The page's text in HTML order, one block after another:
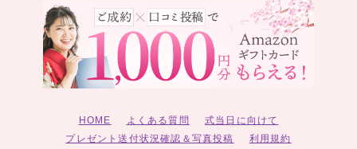
HOME よくある質問
式当日に向けて
プレゼント送付状況確認＆写真投稿
利用規約